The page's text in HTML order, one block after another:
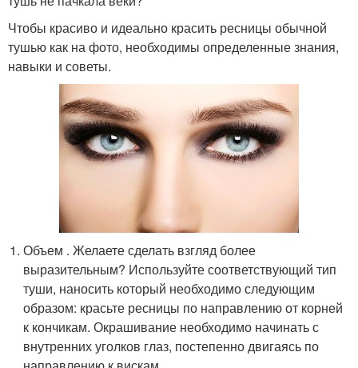
Чтобы красиво и идеально красить ресницы обычной
тушью как на фото, необходимы определенные знания,
навыки и советы.
Объем . Желаете сделать взгляд более
выразительным? Используйте соответствующий тип
туши, наносить который необходимо следующим
образом: красьте ресницы по направлению от корней
к кончикам. Окрашивание необходимо начинать с
внутренних уголков глаз, постепенно двигаясь по